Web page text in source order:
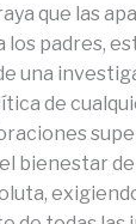
que las
los padres,
una
de
bienestar